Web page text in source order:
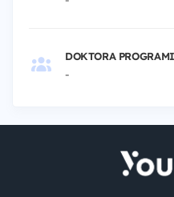
DOKTORA PROGRAMI
-